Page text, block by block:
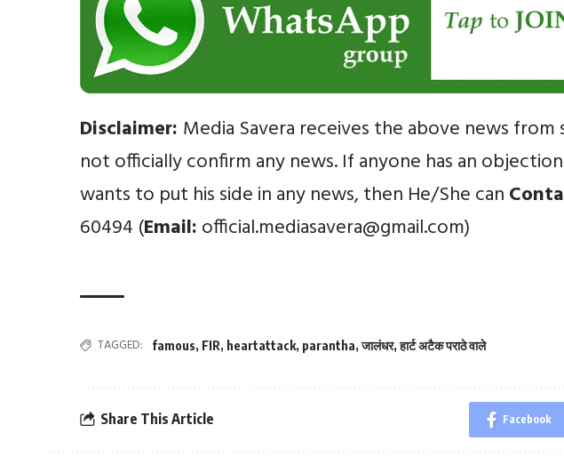
Disclaimer: Media Savera receives the above news from
not officially confirm any news. If anyone has an
wants to put his side in any news, then He/She can
60494 (Email: official.mediasavera@gmail.com)
TAGGED: famous, FIR, heartattack, parantha,जालंधर,हार्ट अटैक पराठे वाले
Share This Article Facebook